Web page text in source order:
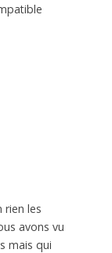
rien les
avons vu
mais qui